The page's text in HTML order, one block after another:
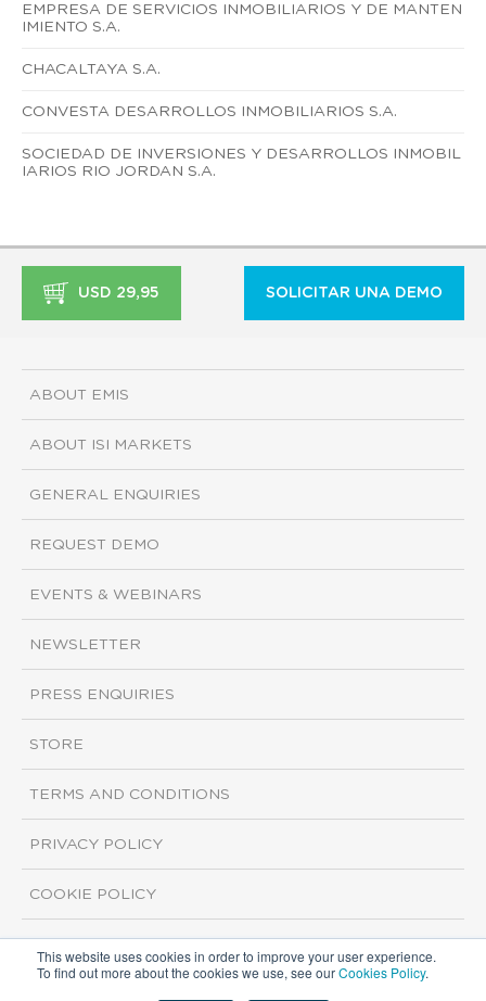
This website uses cookies in order to improve your user experience.
To find out more about the cookies we use, see ourCookies Policy.
EMPRESA DE SERVICIOS INMOBILIARIOS Y DE MANTEN
IMIENTO S.A.
CHACALTAYA S.A.
CONVESTA DESARROLLOS INMOBILIARIOS S.A.
SOCIEDAD DE INVERSIONES Y DESARROLLOS INMOBIL
IARIOS RIO JORDAN S.A.
USD 29,95 SOLICITAR UNA DEMO
ABOUT EMIS
ABOUT ISI MARKETS
GENERAL ENQUIRIES
REQUEST DEMO
EVENTS & WEBINARS
NEWSLETTER
PRESS ENQUIRIES
STORE
TERMS AND CONDITIONS
PRIVACY POLICY
COOKIE POLICY
Copyright ©2026 ISI Markets. All rights reserved.